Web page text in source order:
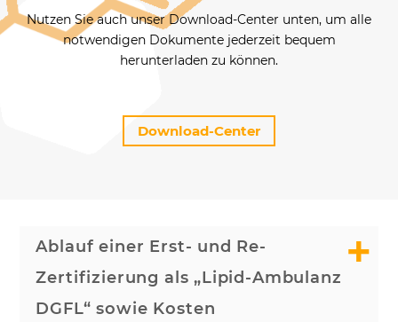
Nutzen Sie auch unser Download-Center unten, um alle
notwendigen Dokumente jederzeit bequem
herunterladen zu können.
Download-Center
Ablauf einer Erst- und Re-
Zertifizierung als „Lipid-Ambulanz
DGFL“ sowie Kosten